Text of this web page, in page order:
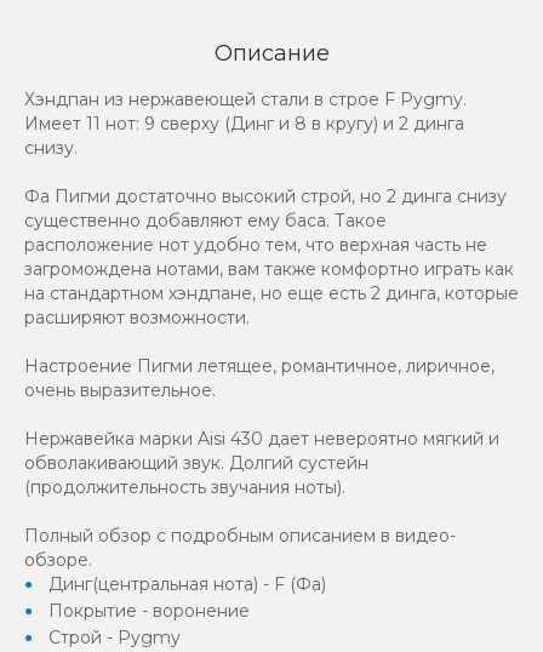
Описание
Хэндпан из нержавеющей стали в строе F Pygmy.
Имеет 11 нот: 9 сверху (Динг и 8 в кругу) и 2 динга
снизу.
Фа Пигми достаточно высокий строй, но 2 динга снизу
существенно добавляют ему баса. Такое
расположение нот удобно тем, что верхная часть не
загромождена нотами, вам также комфортно играть как
на стандартном хэндпане, но еще есть 2 динга, которые
расширяют возможности.
Настроение Пигми летящее, романтичное, лиричное,
очень выразительное.
Нержавейка марки Aisi 430 дает невероятно мягкий и
обволакивающий звук. Долгий сустейн
(продолжительность звучания ноты).
Полный обзор с подробным описанием в видео-
обзоре.
Динг(центральная нота) - F (Фа)
Покрытие - воронение
Строй - Pygmy